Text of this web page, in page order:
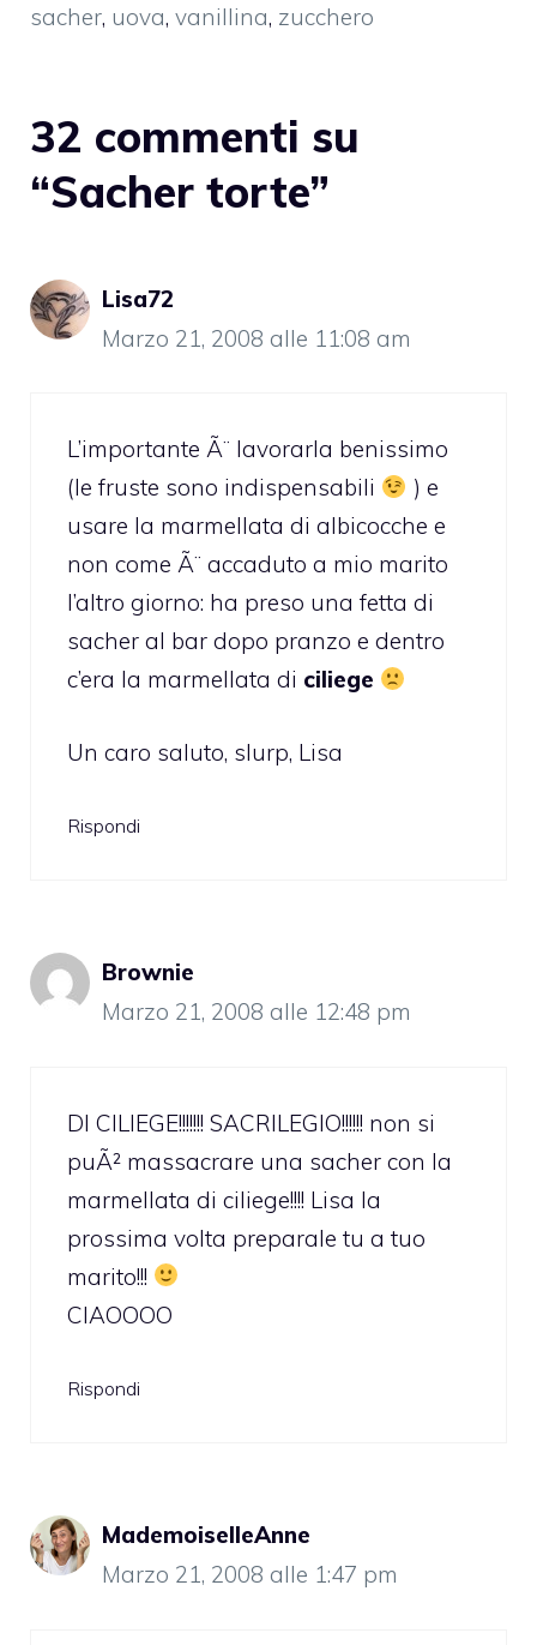
sacher, uova, vanillina, zucchero
32 commenti su
“Sacher torte”
Lisa72
Marzo 21, 2008 alle 11:08 am
L’importante Ã¨ lavorarla benissimo
(le fruste sono indispensabili
) e
usare la marmellata di albicocche e
non come Ã¨ accaduto a mio marito
l’altro giorno: ha preso una fetta di
sacher al bar dopo pranzo e dentro
c’era la marmellata di ciliege
Un caro saluto, slurp, Lisa
Rispondi
Brownie
Marzo 21, 2008 alle 12:48 pm
DI CILIEGE!!!!!!! SACRILEGIO!!!!!! non si
puÃ² massacrare una sacher con la
marmellata di ciliege!!!! Lisa la
prossima volta preparale tu a tuo
marito!!!
CIAOOOO
Rispondi
MademoiselleAnne
Marzo 21, 2008 alle 1:47 pm